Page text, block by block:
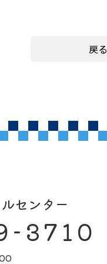
戻る
センター
3710